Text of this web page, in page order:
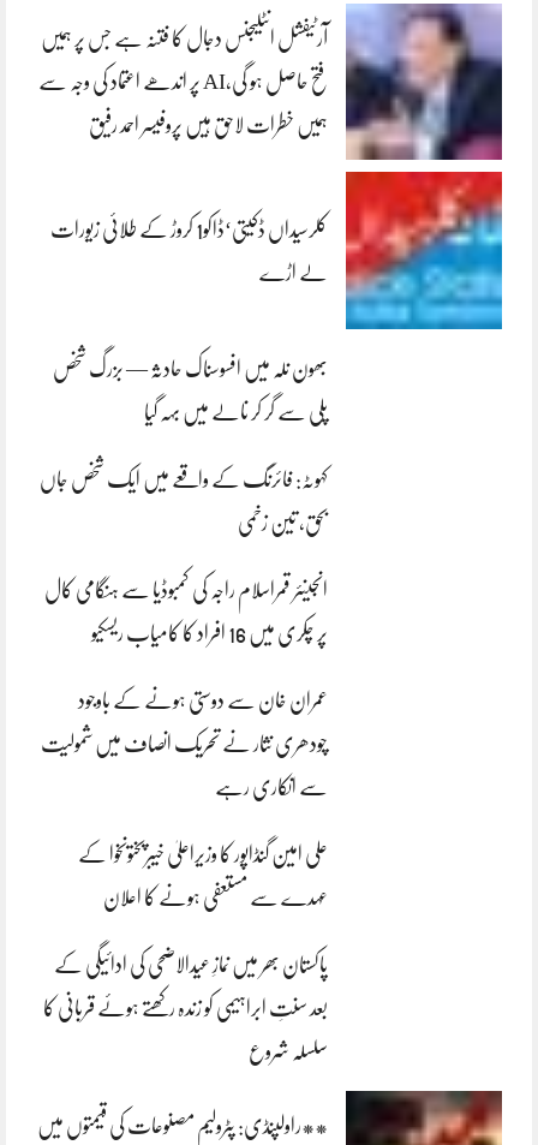
آرٹیفشل انٹلیجنس دجال کا فتنہ ہے جس پر ہمیں
فتح حاصل ہو گی،AI پر اندھے اعتماد کی وجہ سے
ہمیں خطرات لاحق ہیں پروفیسر احمد رفیق
کلرسیداں ڈکیتی‘ڈاکو1 کروڑ کے طلائی زیورات
لے اڑے
بھون نلہ میں افسوسناک حادثہ — بزرگ شخص
پلی سے گر کر نالے میں بہہ گیا
کہوٹہ: فائرنگ کے واقعے میں ایک شخص جاں
بحق، تین زخمی
انجینئر قمراسلام راجہ کی کمبوڈیا سے ہنگامی کال
پر چکری میں 16 افراد کا کامیاب ریسکیو
عمران خان سے دوستی ہونے کے باوجود
چودھری نثار نے تحریک انصاف میں شمولیت
سے انکاری رہے
علی امین گنڈاپور کا وزیراعلیٰ خیبرپختونخوا کے
عہدے سے مستعفی ہونے کا اعلان
پاکستان بھر میں نمازِ عیدالاضحی کی ادائیگی کے
بعد سنتِ ابراہیمی کو زندہ رکھتے ہوئے قربانی کا
سلسلہ شروع
**راولپنڈی: پٹرولیم مصنوعات کی قیمتوں میں